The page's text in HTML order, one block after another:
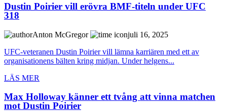
Dustin Poirier vill erövra BMF-titeln under UFC
318
Anton McGregor
juli 16, 2025
UFC-veteranen Dustin Poirier vill lämna karriären med ett av
organisationens bälten kring midjan. Under helgens...
LÄS MER
Max Holloway känner ett tvång att vinna matchen
mot Dustin Poirier